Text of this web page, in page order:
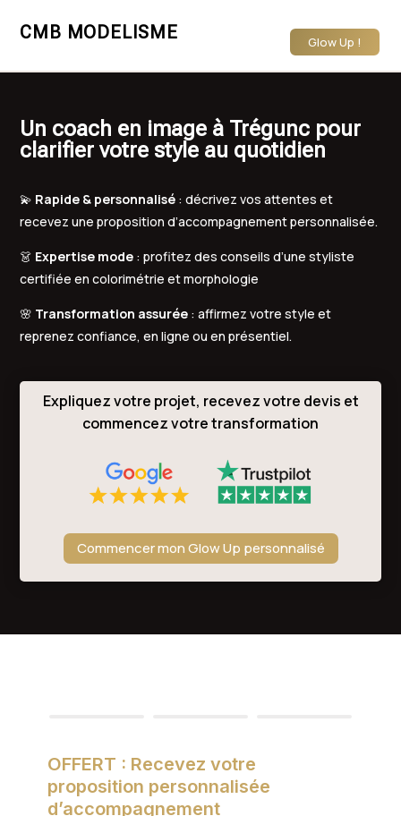
CMB MODELISME Glow Up !
Un coach en image à Trégunc pour
clarifier votre style au quotidien
💫 Rapide & personnalisé : décrivez vos attentes et
recevez une proposition d’accompagnement personnalisée.
👗 Expertise mode : profitez des conseils d’une styliste
certifiée en colorimétrie et morphologie
🌸 Transformation assurée : affirmez votre style et
reprenez confiance, en ligne ou en présentiel.
Expliquez votre projet, recevez votre devis et
commencez votre transformation
Commencer mon Glow Up personnalisé